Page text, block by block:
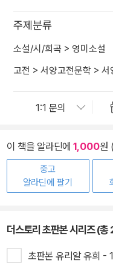
주제분류
소설/시/희곡 > 영미소설
고전 > 서양고전문학 > 서
이 책을 알라딘에 1,000원 (
중고
알라딘에 팔기
더스토리 초판본 시리즈 (
초판본 유리알 유희 -